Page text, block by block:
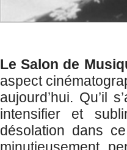
Le Salon de
aspect
aujourd’hui. Qu’il
intensifier et
désolation dans
minutieusement